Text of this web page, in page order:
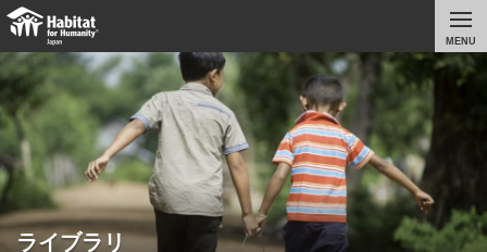
MENU
ライブラリ